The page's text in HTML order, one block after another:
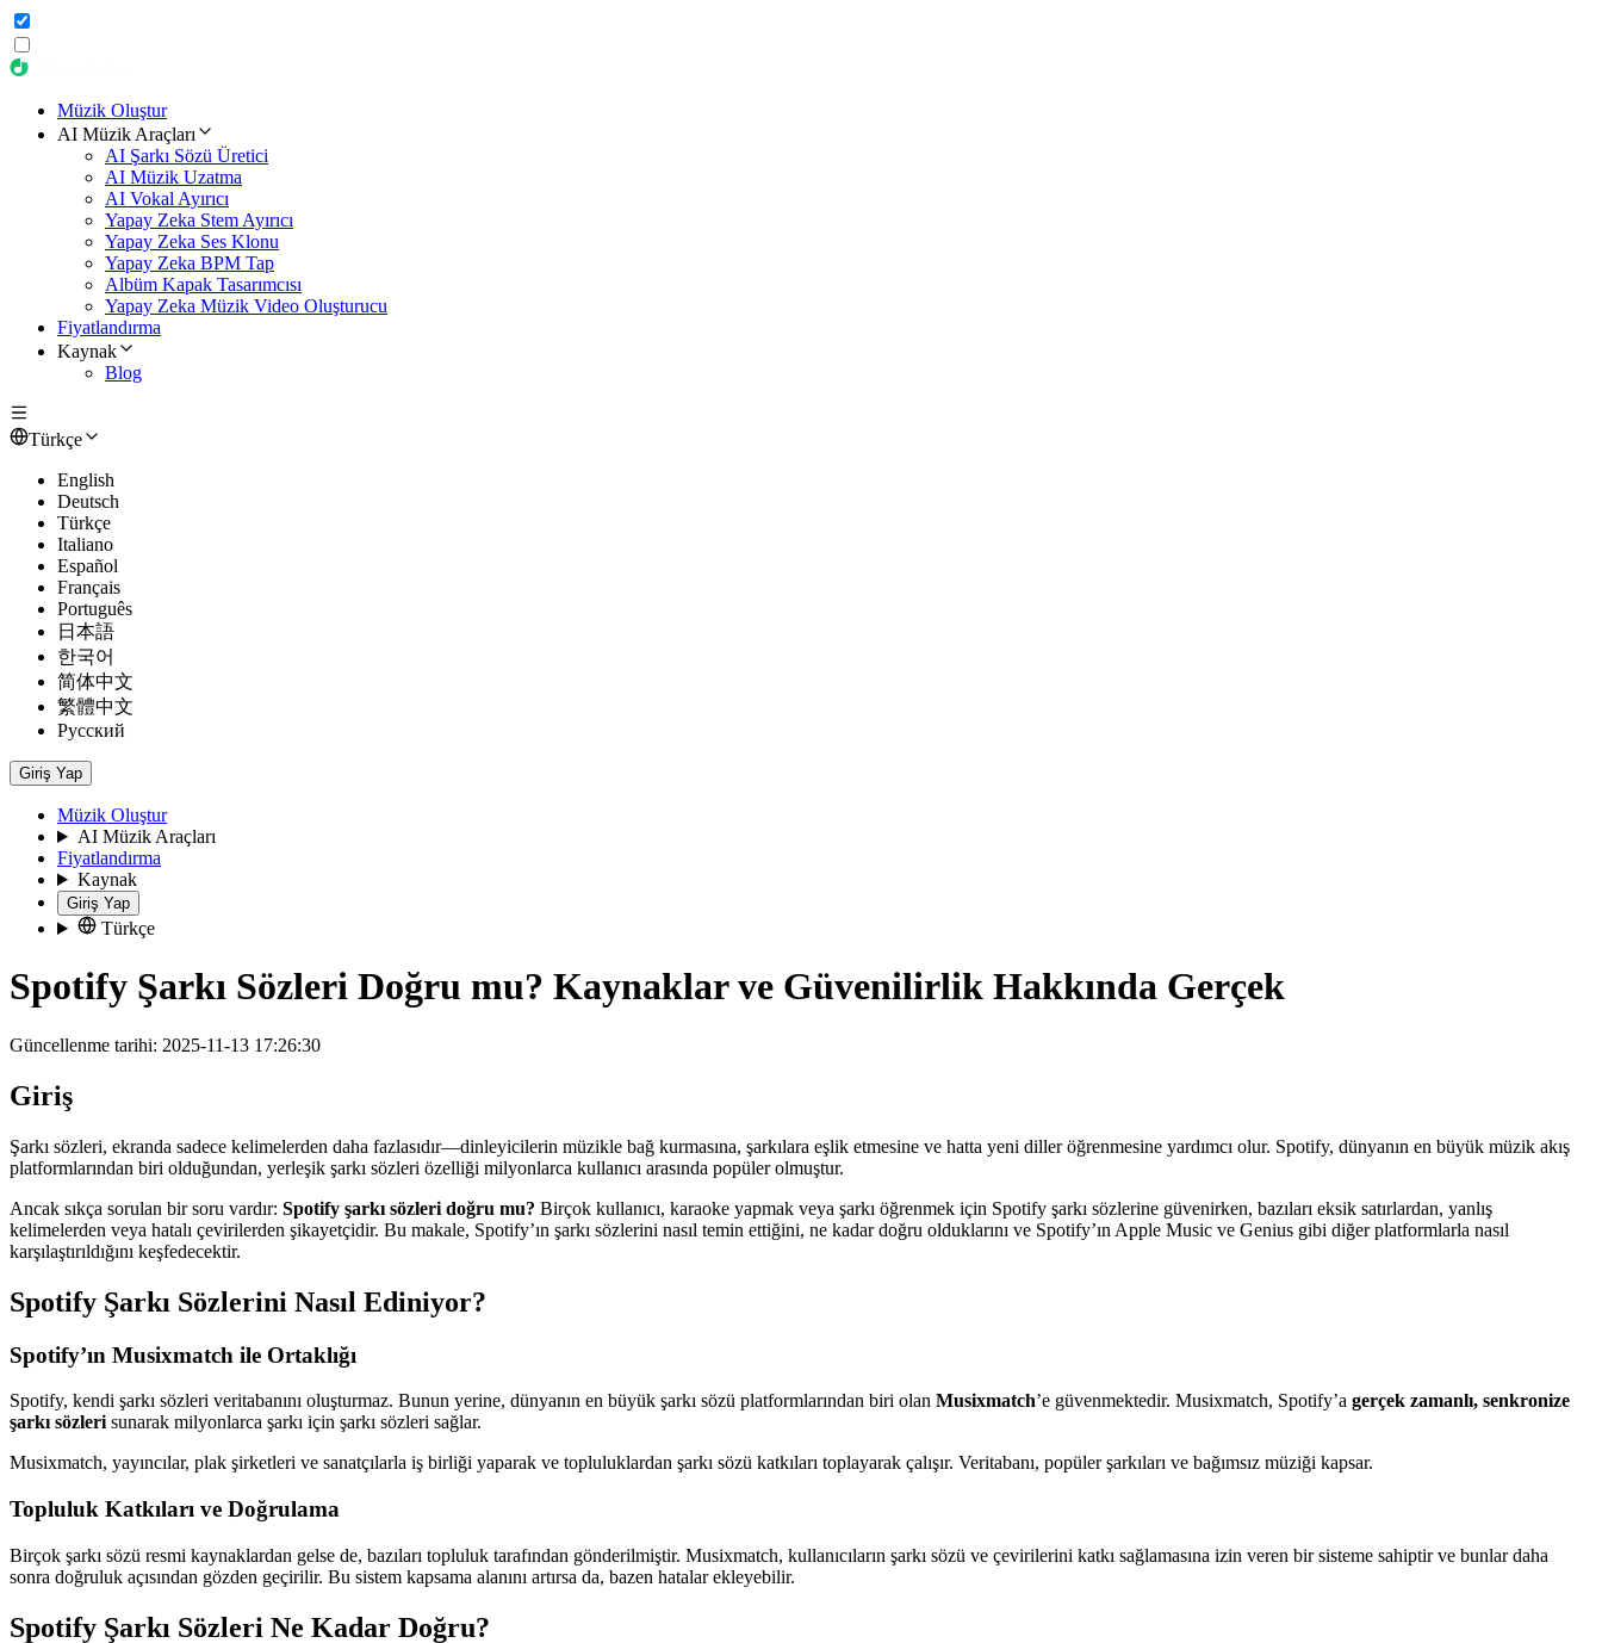
Müzik Oluştur
AI Müzik Araçları
AI Şarkı Sözü Üretici
AI Müzik Uzatma
AI Vokal Ayırıcı
Yapay Zeka Stem Ayırıcı
Yapay Zeka Ses Klonu
Yapay Zeka BPM Tap
Albüm Kapak Tasarımcısı
Yapay Zeka Müzik Video Oluşturucu
Fiyatlandırma
Kaynak
Blog
Türkçe
English
Deutsch
Türkçe
Italiano
Español
Français
Português
日本語
한국어
简体中文
繁體中文
Русский
Giriş Yap
Müzik Oluştur
AI Müzik Araçları
Fiyatlandırma
Kaynak
Giriş Yap
Türkçe
Spotify Şarkı Sözleri Doğru mu? Kaynaklar ve Güvenilirlik Hakkında Gerçek
Güncellenme tarihi: 2025-11-13 17:26:30
Giriş
Şarkı sözleri, ekranda sadece kelimelerden daha fazlasıdır—dinleyicilerin müzikle bağ kurmasına, şarkılara eşlik etmesine ve hatta yeni diller öğrenmesine yardımcı olur. Spotify, dünyanın en büyük müzik akış
platformlarından biri olduğundan, yerleşik şarkı sözleri özelliği milyonlarca kullanıcı arasında popüler olmuştur.
Ancak sıkça sorulan bir soru vardır: Spotify şarkı sözleri doğru mu? Birçok kullanıcı, karaoke yapmak veya şarkı öğrenmek için Spotify şarkı sözlerine güvenirken, bazıları eksik satırlardan, yanlış
kelimelerden veya hatalı çevirilerden şikayetçidir. Bu makale, Spotify’ın şarkı sözlerini nasıl temin ettiğini, ne kadar doğru olduklarını ve Spotify’ın Apple Music ve Genius gibi diğer platformlarla nasıl
karşılaştırıldığını keşfedecektir.
Spotify Şarkı Sözlerini Nasıl Ediniyor?
Spotify’ın Musixmatch ile Ortaklığı
Spotify, kendi şarkı sözleri veritabanını oluşturmaz. Bunun yerine, dünyanın en büyük şarkı sözü platformlarından biri olan Musixmatch’e güvenmektedir. Musixmatch, Spotify’a gerçek zamanlı, senkronize
şarkı sözleri sunarak milyonlarca şarkı için şarkı sözleri sağlar.
Musixmatch, yayıncılar, plak şirketleri ve sanatçılarla iş birliği yaparak ve topluluklardan şarkı sözü katkıları toplayarak çalışır. Veritabanı, popüler şarkıları ve bağımsız müziği kapsar.
Topluluk Katkıları ve Doğrulama
Birçok şarkı sözü resmi kaynaklardan gelse de, bazıları topluluk tarafından gönderilmiştir. Musixmatch, kullanıcıların şarkı sözü ve çevirilerini katkı sağlamasına izin veren bir sisteme sahiptir ve bunlar daha
sonra doğruluk açısından gözden geçirilir. Bu sistem kapsama alanını artırsa da, bazen hatalar ekleyebilir.
Spotify Şarkı Sözleri Ne Kadar Doğru?